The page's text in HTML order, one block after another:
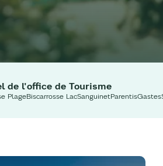
de l'office de Tourisme
PlageBiscarrosse LacSanguinetParentisGastes